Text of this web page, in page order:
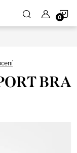
BRA